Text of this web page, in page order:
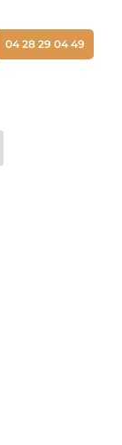
04 28 29 04 49